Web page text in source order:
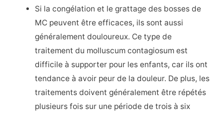
Si la congélation et le grattage des bosses de
MC peuvent être efficaces, ils sont aussi
généralement douloureux. Ce type de
traitement du molluscum contagiosum est
difficile à supporter pour les enfants, car ils ont
tendance à avoir peur de la douleur. De plus, les
traitements doivent généralement être répétés
plusieurs fois sur une période de trois à six